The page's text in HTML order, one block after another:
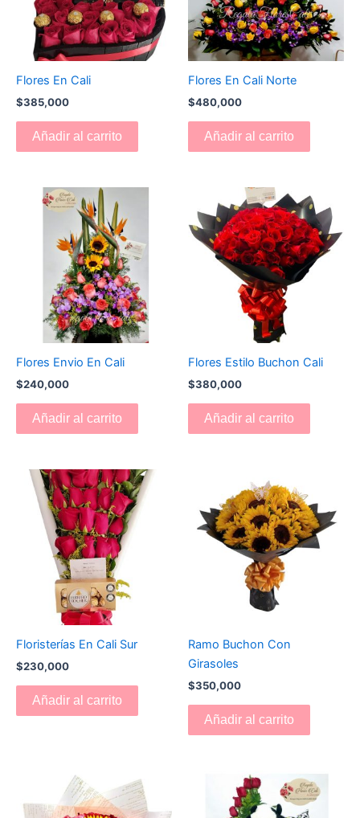
Flores En Cali
$385,000
Añadir al carrito
Flores En Cali Norte
$480,000
Añadir al carrito
Flores Envio En Cali
$240,000
Añadir al carrito
Flores Estilo Buchon Cali
$380,000
Añadir al carrito
Floristerías En Cali Sur
$230,000
Añadir al carrito
Ramo Buchon Con
Girasoles
$350,000
Añadir al carrito